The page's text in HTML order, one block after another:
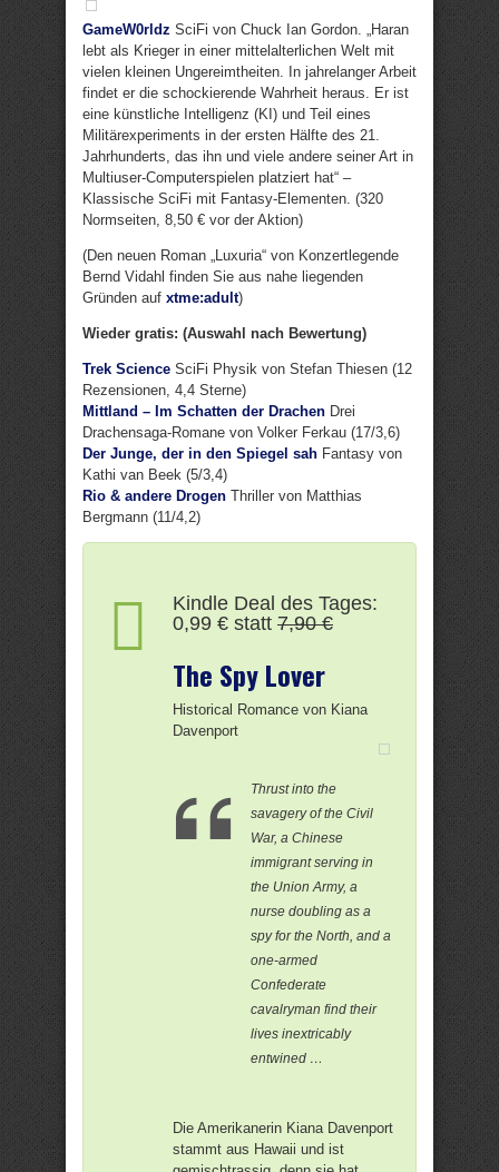
GameW0rldz SciFi von Chuck Ian Gordon. „Haran
lebt als Krieger in einer mittelalterlichen Welt mit
vielen kleinen Ungereimtheiten. In jahrelanger Arbeit
findet er die schockierende Wahrheit heraus. Er ist
eine künstliche Intelligenz (KI) und Teil eines
Militärexperiments in der ersten Hälfte des 21.
Jahrhunderts, das ihn und viele andere seiner Art in
Multiuser-Computerspielen platziert hat“ –
Klassische SciFi mit Fantasy-Elementen. (320
Normseiten, 8,50 € vor der Aktion)
(Den neuen Roman „Luxuria“ von Konzertlegende
Bernd Vidahl finden Sie aus nahe liegenden
Gründen auf xtme:adult)
Wieder gratis: (Auswahl nach Bewertung)
Trek Science SciFi Physik von Stefan Thiesen (12
Rezensionen, 4,4 Sterne)
Mittland – Im Schatten der Drachen Drei
Drachensaga-Romane von Volker Ferkau (17/3,6)
Der Junge, der in den Spiegel sah Fantasy von
Kathi van Beek (5/3,4)
Rio & andere Drogen Thriller von Matthias
Bergmann (11/4,2)
Kindle Deal des Tages:
0,99 € statt 7,90 €
The Spy Lover
Historical Romance von Kiana
Davenport
Thrust into the
savagery of the Civil
War, a Chinese
immigrant serving in
the Union Army, a
nurse doubling as a
spy for the North, and a
one-armed
Confederate
cavalryman find their
lives inextricably
entwined …
Die Amerikanerin Kiana Davenport
stammt aus Hawaii und ist